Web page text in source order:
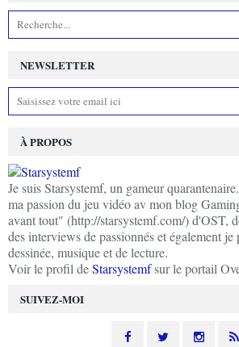
NEWSLETTER
SUIVEZ-MOI
À PROPOS
Je suis Starsystemf, un gameur
ma passion du jeu vidéo av mon blog
avant tout" (http://starsystemf.com/) d'OST,
des interviews de passionnés et également
dessinée, musique et de lecture.
Voir le profil deStarsystemfsur le portail